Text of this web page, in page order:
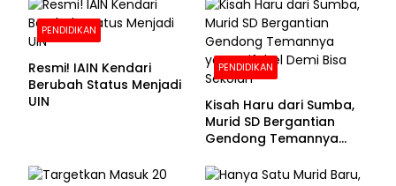
PENDIDIKAN
Resmi! IAIN Kendari
Berubah Status Menjadi
UIN
PENDIDIKAN
Kisah Haru dari Sumba,
Murid SD Bergantian
Gendong Temannya
Sekolah